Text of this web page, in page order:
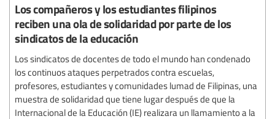
Los compañeros y los estudiantes filipinos
reciben una ola de solidaridad por parte de los
sindicatos de la educación
Los sindicatos de docentes de todo el mundo han condenado
los continuos ataques perpetrados contra escuelas,
profesores, estudiantes y comunidades lumad de Filipinas, una
muestra de solidaridad que tiene lugar después de que la
Internacional de la Educación (IE) realizara un llamamiento a la